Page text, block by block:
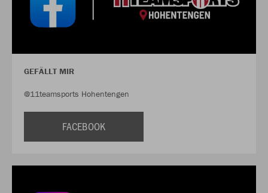
GEFÄLLT MIR
@11teamsports Hohentengen
FACEBOOK